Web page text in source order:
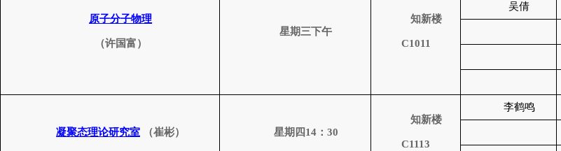
原子分子物理
（许国富）
星期三下午
知新楼
C1011
吴倩
凝聚态理论研究室 （崔彬） 星期四14： 30
知新楼
C1113
李鹤鸣